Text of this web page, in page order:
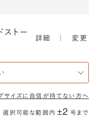
ストー
詳細 変更
サイズに自信が持てない方へ
選択可能な範囲内 ±2 号まで